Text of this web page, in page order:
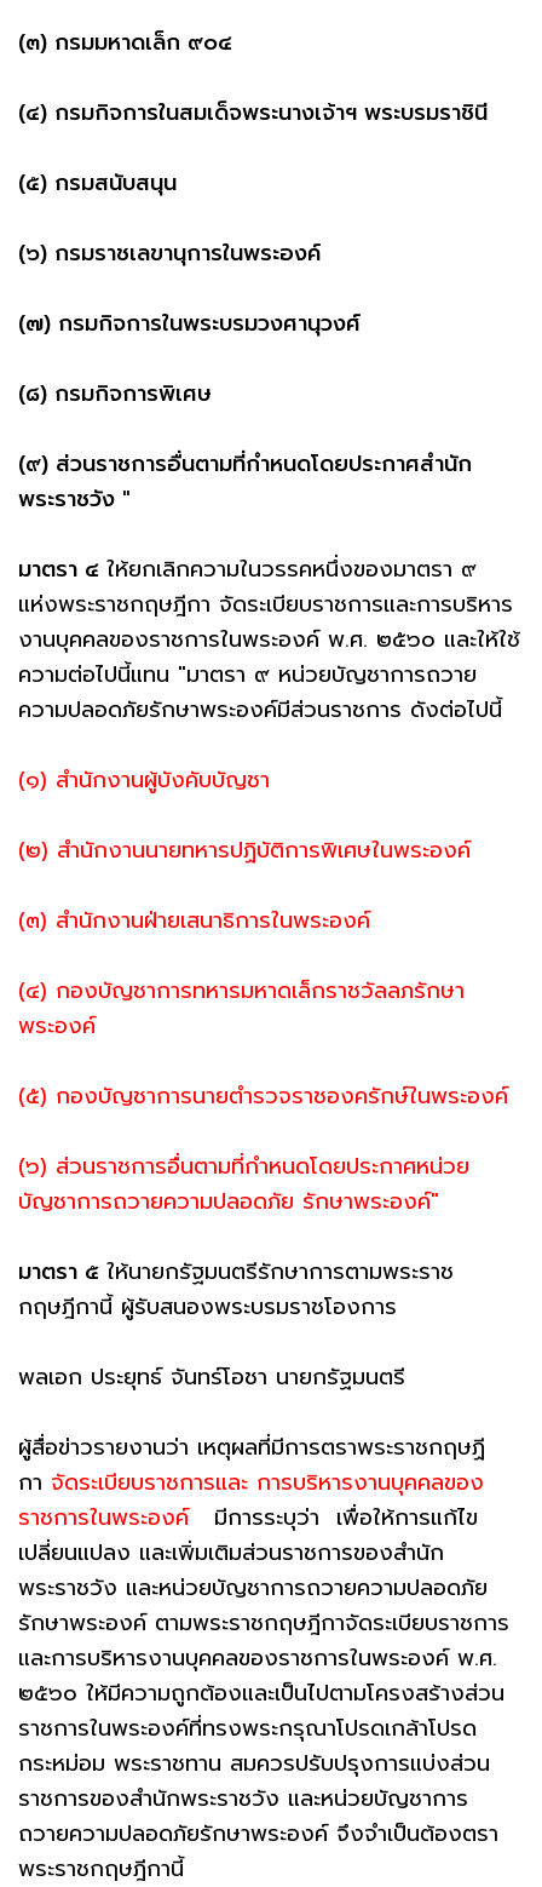
(๓) กรมมหาดเล็ก ๙๐๔
(๔) กรมกิจการในสมเด็จพระนางเจ้าฯ พระบรมราชินี
(๕) กรมสนับสนุน
(๖) กรมราชเลขานุการในพระองค์
(๗) กรมกิจการในพระบรมวงศานุวงศ์
(๘) กรมกิจการพิเศษ
(๙) ส่วนราชการอื่นตามที่กําหนดโดยประกาศสํานัก
พระราชวัง "
มาตรา ๔ ให้ยกเลิกความในวรรคหนึ่งของมาตรา ๙
แห่งพระราชกฤษฎีกา จัดระเบียบราชการและการบริหาร
งานบุคคลของราชการในพระองค์ พ.ศ. ๒๕๖๐ และให้ใช้
ความต่อไปนี้แทน "มาตรา ๙ หน่วยบัญชาการถวาย
ความปลอดภัยรักษาพระองค์มีส่วนราชการ ดังต่อไปนี้
(๑) สํานักงานผู้บังคับบัญชา
(๒) สํานักงานนายทหารปฏิบัติการพิเศษในพระองค์
(๓) สํานักงานฝ่ายเสนาธิการในพระองค์
(๔) กองบัญชาการทหารมหาดเล็กราชวัลลภรักษา
พระองค์
(๕) กองบัญชาการนายตํารวจราชองครักษ์ในพระองค์
(๖) ส่วนราชการอื่นตามที่กําหนดโดยประกาศหน่วย
บัญชาการถวายความปลอดภัย รักษาพระองค์"
มาตรา ๕ ให้นายกรัฐมนตรีรักษาการตามพระราช
กฤษฎีกานี้ ผู้รับสนองพระบรมราชโองการ
พลเอก ประยุทธ์ จันทร์โอชา นายกรัฐมนตรี
ผู้สื่อข่าวรายงานว่า เหตุผลที่มีการตราพระราชกฤษฏี
กา จัดระเบียบราชการและ การบริหารงานบุคคลของ
ราชการในพระองค์
มีการระบุว่า เพื่อให้การแก้ไข
เปลี่ยนแปลง และเพิ่มเติมส่วนราชการของสํานัก
พระราชวัง และหน่วยบัญชาการถวายความปลอดภัย
รักษาพระองค์ ตามพระราชกฤษฎีกาจัดระเบียบราชการ
และการบริหารงานบุคคลของราชการในพระองค์ พ.ศ.
๒๕๖๐ ให้มีความถูกต้องและเป็นไปตามโครงสร้างส่วน
ราชการในพระองค์ที่ทรงพระกรุณาโปรดเกล้าโปรด
กระหม่อม พระราชทาน สมควรปรับปรุงการแบ่งส่วน
ราชการของสํานักพระราชวัง และหน่วยบัญชาการ
ถวายความปลอดภัยรักษาพระองค์ จึงจําเป็นต้องตรา
พระราชกฤษฎีกานี้